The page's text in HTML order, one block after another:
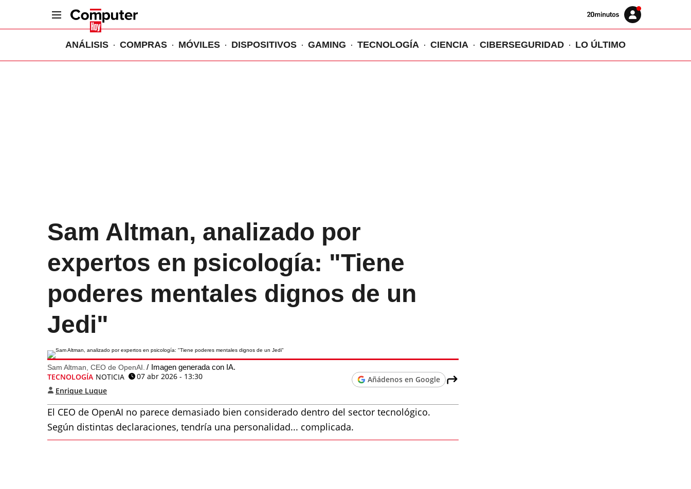
Volver
Iniciar
sesión
ANÁLISIS COMPRAS MÓVILES DISPOSITIVOS GAMING TECNOLOGÍA CIENCIA CIBERSEGURIDAD LO ÚLTIMO
Sam Altman, analizado por
expertos en psicología: "Tiene
poderes mentales dignos de un
Jedi"
Sam Altman, CEO de OpenAI. Imagen generada con IA.
TECNOLOGÍA NOTICIA
07 abr 2026 - 13:30
Enrique Luque
Añádenos en Google
El CEO de OpenAI no parece demasiado bien considerado dentro del sector tecnológico.
Según distintas declaraciones, tendría una personalidad... complicada.